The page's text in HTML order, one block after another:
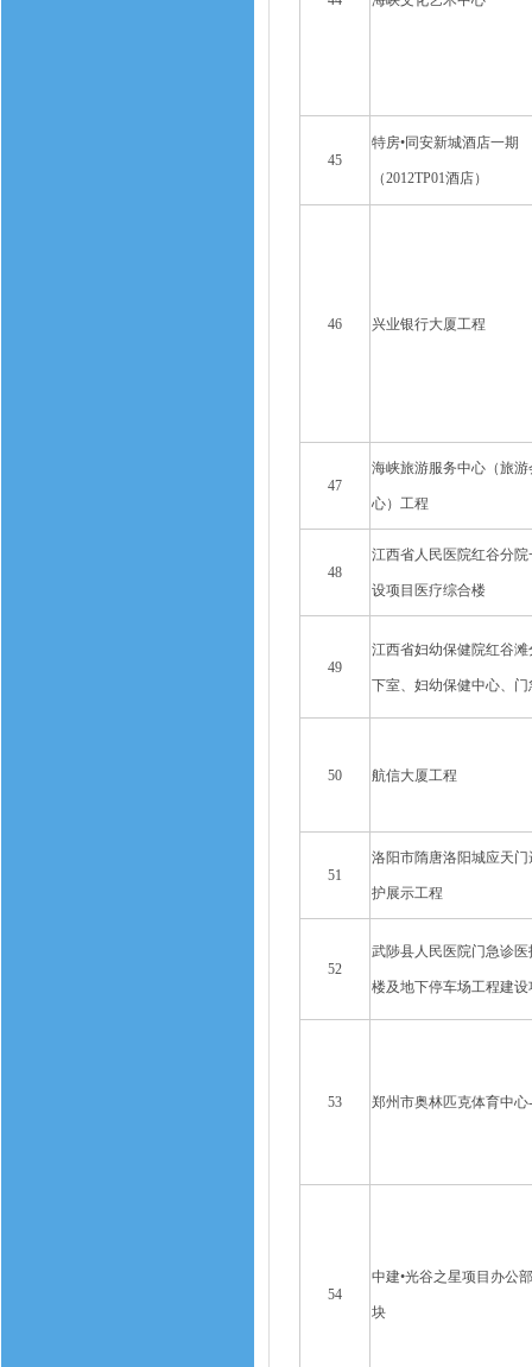
45
特房•同安新城酒店一期
（2012TP01酒店）
46 兴业银行大厦工程
47
海峡旅游服务中心（旅游
心）工程
48
江西省人民医院红谷分院
设项目医疗综合楼
49
江西省妇幼保健院红谷滩
下室、妇幼保健中心、门
50 航信大厦工程
51
洛阳市隋唐洛阳城应天门
护展示工程
52
武陟县人民医院门急诊医
楼及地下停车场工程建设
53 郑州市奥林匹克体育中心
54
中建•光谷之星项目办公
块